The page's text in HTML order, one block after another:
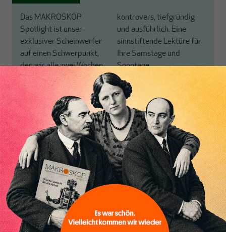
Inhaltsverzeichnis
Das MAKROSKOP
Spotlight ist unser
exklusiver Scheinwerfer
auf einen Schwerpunkt,
den wir alle zwei Wochen
für unsere ABO+ Leser
neu ausrichten.
Warum versteht fast
niemand unser eigenes
Geldsystem? Macht
Arbeitszeitverkürzung
Sinn? Wie geht es mit der
Globalisierung weiter?
Mit ausgewählten Texten
stellen wir uns großen
Fragen aus verschiedenen
Perspektiven –
kontrovers, tiefgründig
und ausführlich. Eine
sinnstiftende Lektüre für
Ihre Samstage und
Sonntage.
Sie haben noch kein
Abo+? Dann werten Sie
jetzt auf und profitieren
von einem erweiterten
inhaltlichen Angebot und
anderen Vorteilen mehr.
ABO+ zeichnen
Sie haben ein Abo+?Dann
hiereinloggen!